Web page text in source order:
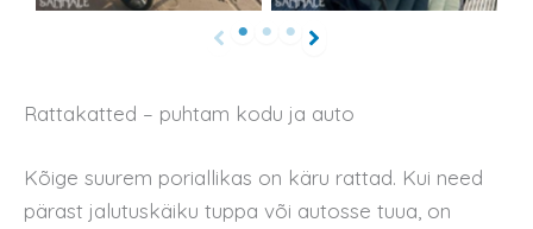
Rattakatted – puhtam kodu ja auto
Kõige suurem poriallikas on käru rattad. Kui need
pärast jalutuskäiku tuppa või autosse tuua, on